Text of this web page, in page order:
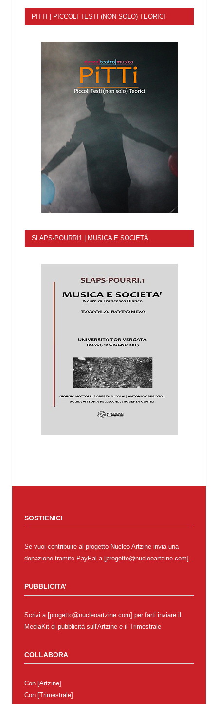
PITTI | PICCOLI TESTI (NON SOLO) TEORICI
SLAPS-POURRI1 | MUSICA E SOCIETÀ
SOSTIENICI
Se vuoi contribuire al progetto Nucleo Artzine invia una
donazione tramite PayPal a [progetto@nucleoartzine.com]
PUBBLICITA’
Scrivi a [progetto@nucleoartzine.com] per farti inviare il
MediaKit di pubblicità sull'Artzine e il Trimestrale
COLLABORA
Con [Artzine]
Con [Trimestrale]